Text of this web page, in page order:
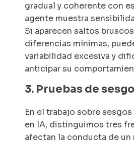
gradual y coherente con
agente muestra
Si aparecen saltos
diferencias mínimas,
variabilidad excesiva y
anticipar su
3. Pruebas de
En el trabajo sobre
en IA, distinguimos tres
afectan la conducta de un